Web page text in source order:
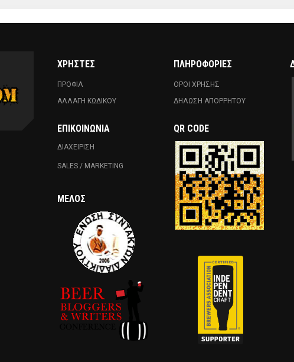
ΧΡΗΣΤΕΣ
ΠΡΟΦΙΛ
ΑΛΛΑΓΗ ΚΩΔΙΚΟΥ
ΕΠΙΚΟΙΝΩΝΊΑ
ΔΙΑΧΕΙΡΙΣΗ
SALES / MARKETING
ΜΈΛΟΣ
ΠΛΗΡΟΦΟΡΙΕΣ
ΟΡΟΙ ΧΡΗΣΗΣ
ΔΗΛΩΣΗ ΑΠΟΡΡΗΤΟΥ
QR CODE